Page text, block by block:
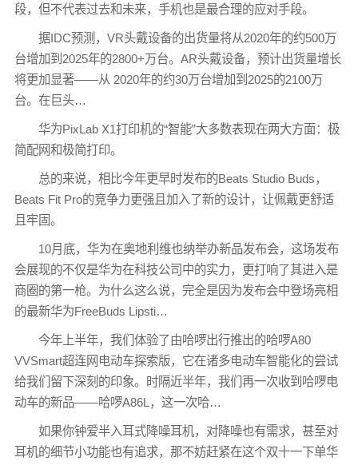
段，但不代表过去和未来，手机也是最合理的应对手段。
据IDC预测，VR头戴设备的出货量将从2020年的约500万
台增加到2025年的2800+万台。AR头戴设备，预计出货量增长
将更加显著——从 2020年的约30万台增加到2025的2100万
台。在巨头…
华为PixLab X1打印机的“智能”大多数表现在两大方面：极
简配网和极简打印。
总的来说，相比今年更早时发布的Beats Studio Buds，
Beats Fit Pro的竞争力更强且加入了新的设计，让佩戴更舒适
且牢固。
10月底，华为在奥地利维也纳举办新品发布会，这场发布
会展现的不仅是华为在科技公司中的实力，更打响了其进入是
商圈的第一枪。为什么这么说，完全是因为发布会中登场亮相
的最新华为FreeBuds Lipsti…
今年上半年，我们体验了由哈啰出行推出的哈啰A80
VVSmart超连网电动车探索版，它在诸多电动车智能化的尝试
给我们留下深刻的印象。时隔近半年，我们再一次收到哈啰电
动车的新品——哈啰A86L，这一次哈…
如果你钟爱半入耳式降噪耳机，对降噪也有需求，甚至对
耳机的细节小功能也有追求，那不妨赶紧在这个双十一下单华